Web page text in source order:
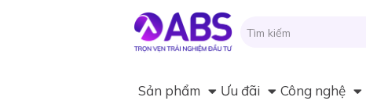
Sản phẩm Ưu đãi Công nghệ